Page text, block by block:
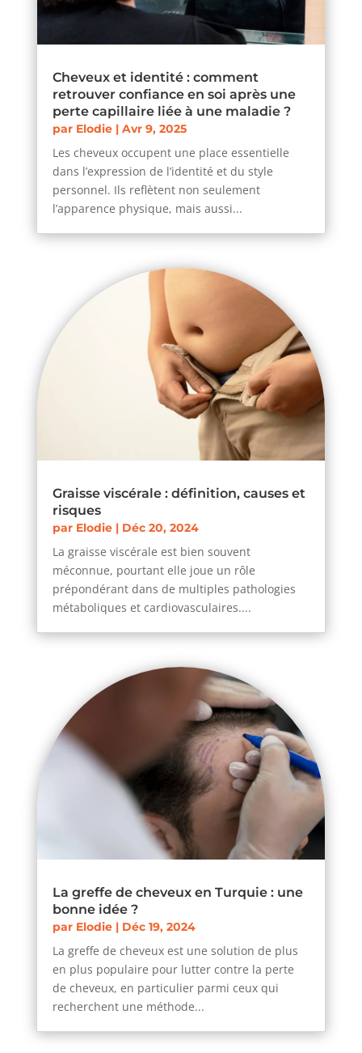
Cheveux et identité : comment
retrouver confiance en soi après une
perte capillaire liée à une maladie ?
par Elodie| Avr 9, 2025
Les cheveux occupent une place essentielle
dans l’expression de l’identité et du style
personnel. Ils reflètent non seulement
l’apparence physique, mais aussi...
Graisse viscérale : définition, causes et
risques
par Elodie| Déc 20, 2024
La graisse viscérale est bien souvent
méconnue, pourtant elle joue un rôle
prépondérant dans de multiples pathologies
métaboliques et cardiovasculaires....
La greffe de cheveux en Turquie : une
bonne idée ?
par Elodie| Déc 19, 2024
La greffe de cheveux est une solution de plus
en plus populaire pour lutter contre la perte
de cheveux, en particulier parmi ceux qui
recherchent une méthode...